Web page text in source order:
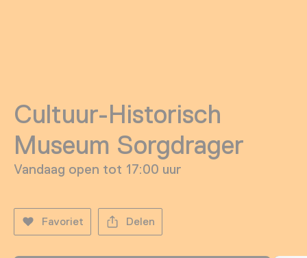
Cultuur-Historisch
Museum Sorgdrager
Vandaag open tot 17:00 uur
Favoriet Delen